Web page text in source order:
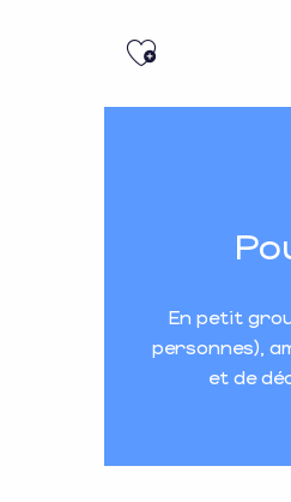
Ajouter
En petit
personnes),
et de